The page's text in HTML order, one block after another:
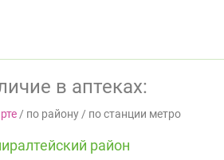
в аптеках:
/ по району / по станции метро
район